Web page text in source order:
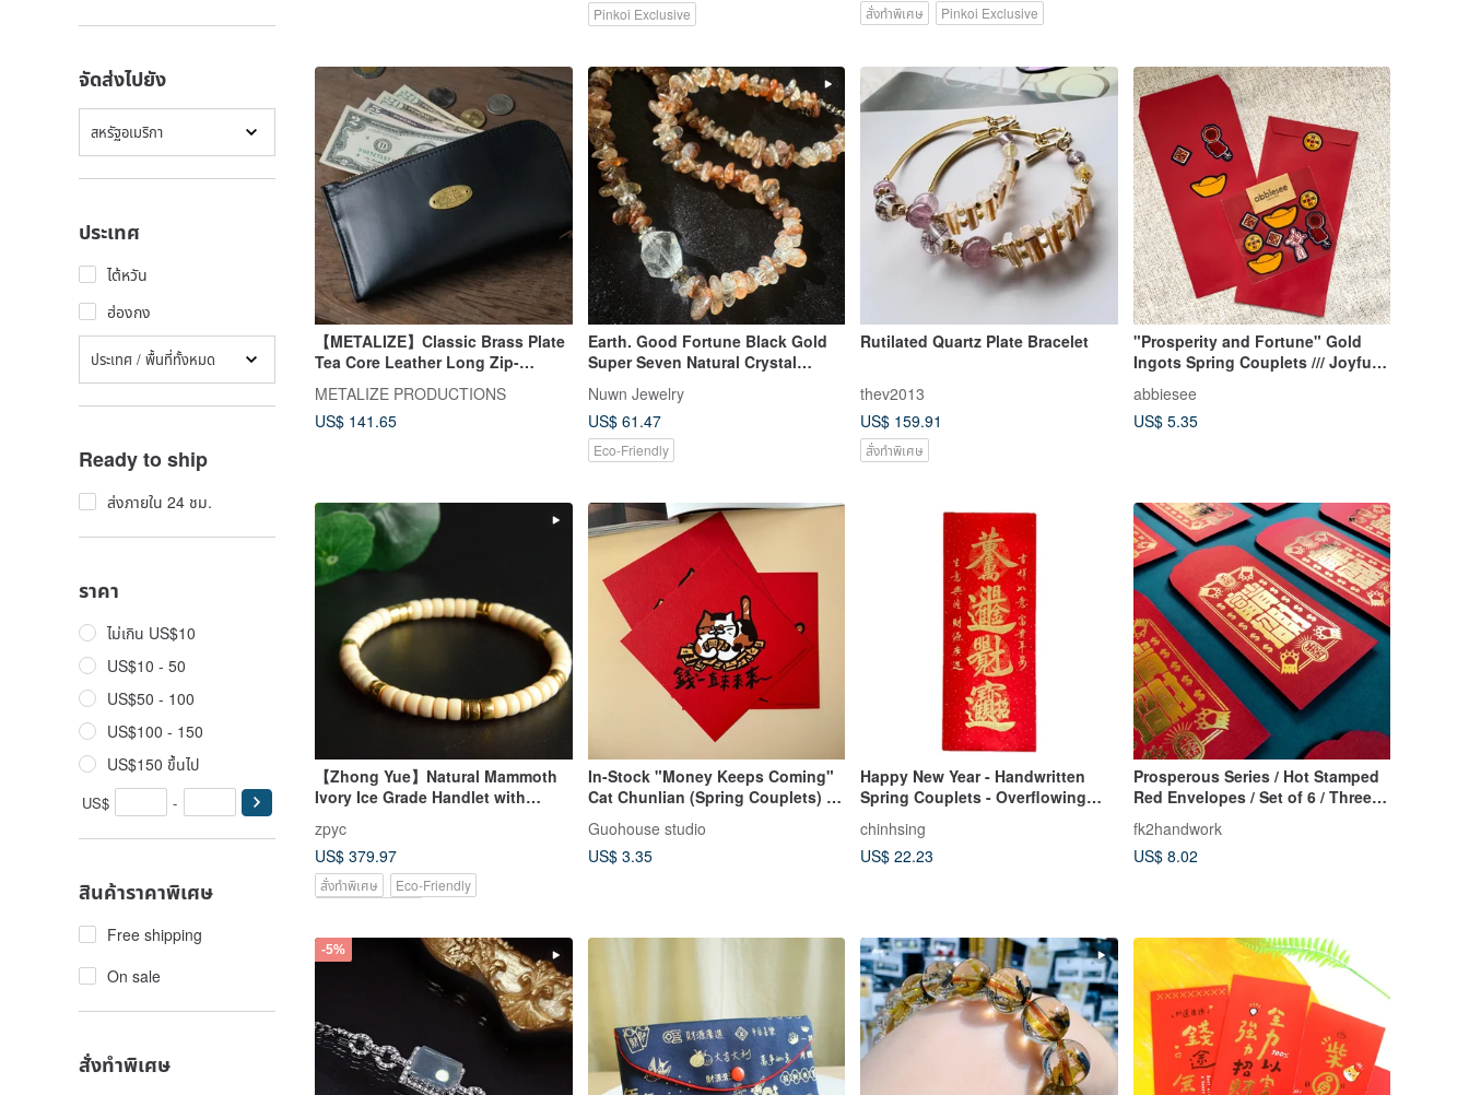
จัดส่งไปยัง
สหรัฐอเมริกา
ประเทศ
ไต้หวัน
ฮ่องกง
ประเทศ / พื้นที่ทั้งหมด
Ready to ship
ส่งภายใน 24 ชม.
ราคา
ไม่เกิน US$10
US$10 - 50
US$50 - 100
US$100 - 150
US$150 ขึ้นไป
US$ -
สินค้าราคาพิเศษ
Free shipping
On sale
สั่งทำพิเศษ
Pinkoi Exclusive สั่งทำพิเศษ Pinkoi Exclusive
【METALIZE】Classic Brass Plate
Tea Core Leather Long Zip-
METALIZE PRODUCTIONS
US$ 141.65
Earth. Good Fortune Black Gold
Super Seven Natural Crystal
Necklace
Nuwn Jewelry
US$ 61.47
Eco-Friendly
Rutilated Quartz Plate Bracelet
thev2013
US$ 159.91
สั่งทำพิเศษ
"Prosperity and Fortune" Gold
Ingots Spring Couplets /// Joyful
abbiesee
US$ 5.35
【Zhong Yue】Natural Mammoth
Ivory Ice Grade Handlet with
zpyc
US$ 379.97
สั่งทำพิเศษ
Eco-Friendly
In-Stock "Money Keeps Coming"
Cat Chunlian (Spring Couplets) -
Square Format
Guohouse studio
US$ 3.35
Happy New Year - Handwritten
Spring Couplets - Overflowing
with Riches
chinhsing
US$ 22.23
Prosperous Series / Hot Stamped
Red Envelopes / Set of 6 / Three
Styles
fk2handwork
US$ 8.02
-5%